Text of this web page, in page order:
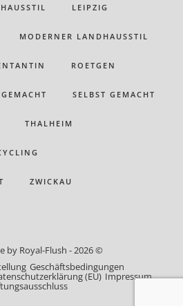
LEIPZIG
MODERNER LANDHAUSSTIL
ROETGEN
SELBST GEMACHT
THALHEIM
ZWICKAU
by Royal-Flush - 2026 ©
Geschäftsbedingungen
(EU) Impressum